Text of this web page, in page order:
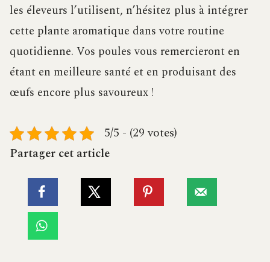
les éleveurs l’utilisent, n’hésitez plus à intégrer
cette plante aromatique dans votre routine
quotidienne. Vos poules vous remercieront en
étant en meilleure santé et en produisant des
œufs encore plus savoureux !
5/5 - (29 votes)
Partager cet article